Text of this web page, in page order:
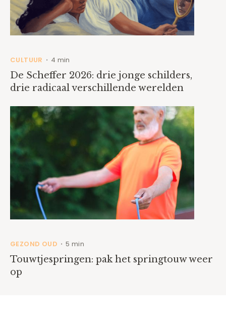
CULTUUR • 4 min
De Scheffer 2026: drie jonge schilders,
drie radicaal verschillende werelden
GEZOND OUD • 5 min
Touwtjespringen: pak het springtouw weer
op